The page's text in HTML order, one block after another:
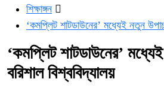
শিক্ষাঙ্গন
‘কমপ্লিট শাটডাউনের’ মধ্যেই নতুন
‘কমপ্লিট শাটডাউনের’
বরিশাল বিশ্ববিদ্যালয়